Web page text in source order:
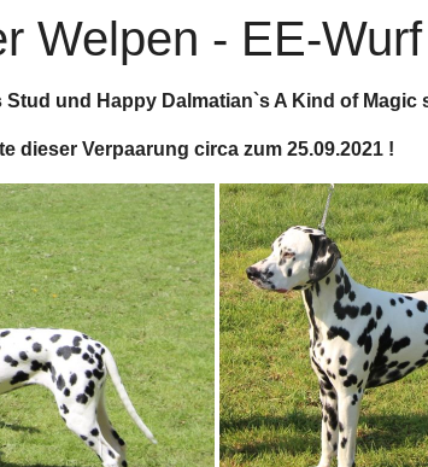
Welpen - EE-Wurf
und Happy Dalmatian`s A Kind of Magic
dieser Verpaarung circa zum 25.09.2021 !